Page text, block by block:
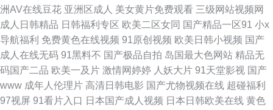
洲AV在线豆花 亚洲区成人 美女黄片免费观看 三级网站视频网
成人日韩精品 日韩福利专区 欧美二区女同 国产精品一区91 小x
导航福利 免费黄色在线视频 91原创视频 欧美日韩小视频 国产
成人在线无码 91黑料不 国产极品自拍 岛国最大色网站 精品无
码国产二品 欧美一及片 激情网婷婷 人妖大片 91天堂影视 国产
www 成年人伦理片 高清日韩电影 国产尤物视频在线 超碰福利
97视屏 91看片入口 日本国产成人视频 日本日韩欧美在线 黄色